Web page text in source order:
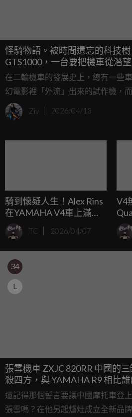
怪騎物語。被時間遺忘的科技
GTS1000，一台要把機車從潛
類戰艦
在二輪機車的發展史上，總有一些
幻電影裡「外流」出來的試作機，
YAMAHA GTS1000 絕對是其中的
鏡式前叉（Telescopic Forks）統治
類。
Ziv 2026/04/13
騎到懷疑人生！Alex Rins
在YAMAHA V4車上滿頭
問號：我是誰？我在幹
嘛？
TC 2026/04/07
V4
麼
34
L
張雪機車 ZXJC 820RR 中國的三
殺四方，與 YAMAHA R9 相比
還記得那個誓言要讓中國摩托車登
張雪嗎？在他另起爐灶成立全新品